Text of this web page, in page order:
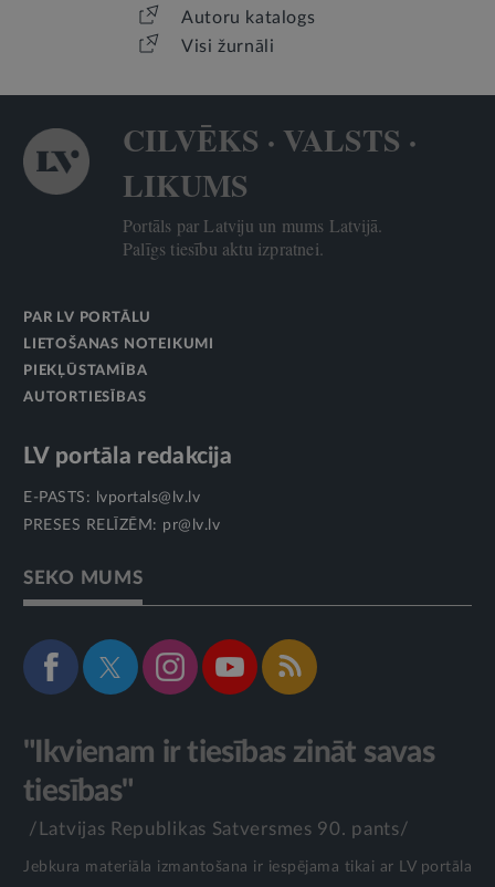
Autoru katalogs
Visi žurnāli
CILVĒKS · VALSTS ·
LIKUMS
Portāls par Latviju un mums Latvijā.
Palīgs tiesību aktu izpratnei.
PAR LV PORTĀLU
LIETOŠANAS NOTEIKUMI
PIEKĻŪSTAMĪBA
AUTORTIESĪBAS
LV portāla redakcija
E-PASTS:
lvportals@lv.lv
PRESES RELĪZĒM: pr@lv.lv
SEKO MUMS
"Ikvienam ir tiesības zināt savas
tiesības"
/Latvijas Republikas Satversmes 90. pants/
Jebkura materiāla izmantošana ir iespējama tikai ar LV portāla